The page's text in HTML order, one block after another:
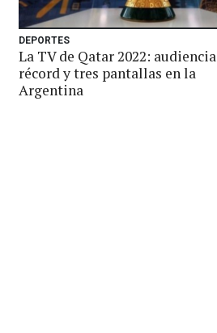
DEPORTES
La TV de Qatar 2022: audiencia
récord y tres pantallas en la
Argentina